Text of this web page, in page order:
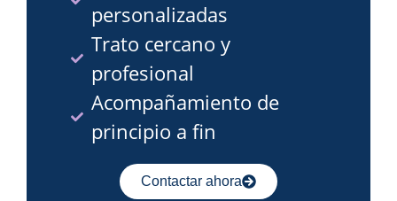
personalizadas
Trato cercano y
profesional
Acompañamiento de
principio a fin
Contactar ahora